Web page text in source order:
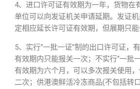
4、进口许可证有效期为一年，货物在
单位可以向发证机关申请延期。发证
定相应延长许可证有效期，但展期只能
5、实行“一批一证”制的出口许可证，
有效期内只能报关一次；不实行“一批
有效期为六个月，可以多次报关使用
二次；供港澳鲜活冷冻商品(不包括转